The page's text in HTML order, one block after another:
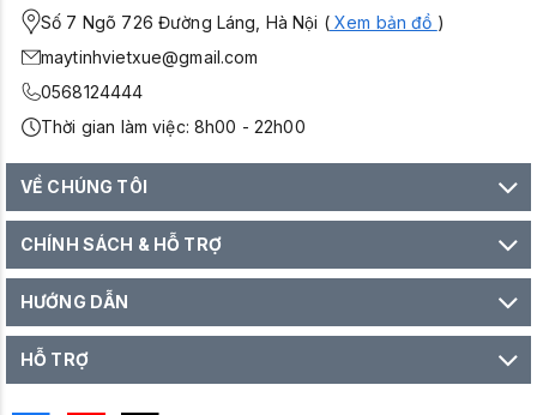
Số 7 Ngõ 726 Đường Láng, Hà Nội (Xem bản đồ )
maytinhvietxue@gmail.com
0568124444
Thời gian làm việc: 8h00 - 22h00
VỀ CHÚNG TÔI
CHÍNH SÁCH & HỖ TRỢ
HƯỚNG DẪN
HỖ TRỢ